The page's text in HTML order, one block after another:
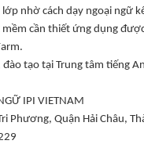
lớp nhờ cách dạy ngoại ngữ
cần thiết ứng dụng
tạo tại Trung tâm tiếng
IPI VIETNAM
Phương, Quận Hải Châu,